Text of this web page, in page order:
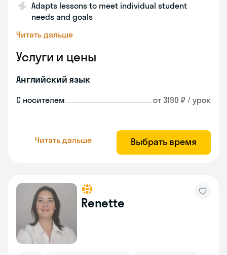
Adapts lessons to meet individual student
needs and goals
Читать дальше
Услуги и цены
Английский язык
С носителем от 3190 ₽ / урок
Читать дальше Выбрать время
Renette